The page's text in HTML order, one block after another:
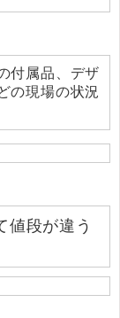
付属品、デザ
の現場の状況
値段が違う